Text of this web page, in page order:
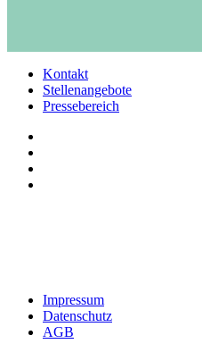
Kontakt
Stellenangebote
Pressebereich
Impressum
Datenschutz
AGB